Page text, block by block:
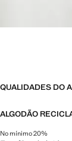
QUALIDADES DO
ALGODÃO
No mínimo 20%